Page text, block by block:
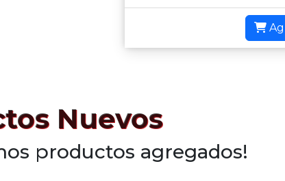
Nuevos
productos agregados!